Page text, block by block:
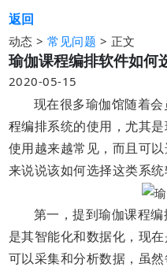
返回
动态 >常见问题 > 正文
瑜伽课程编排软件如何
2020-05-15
现在很多瑜伽馆随着
程编排系统的使用，尤其
使用越来越常见，而且可
来说说该如何选择这类系统
第一，提到瑜伽课程
是其智能化和数据化，现
可以采集和分析数据，虽